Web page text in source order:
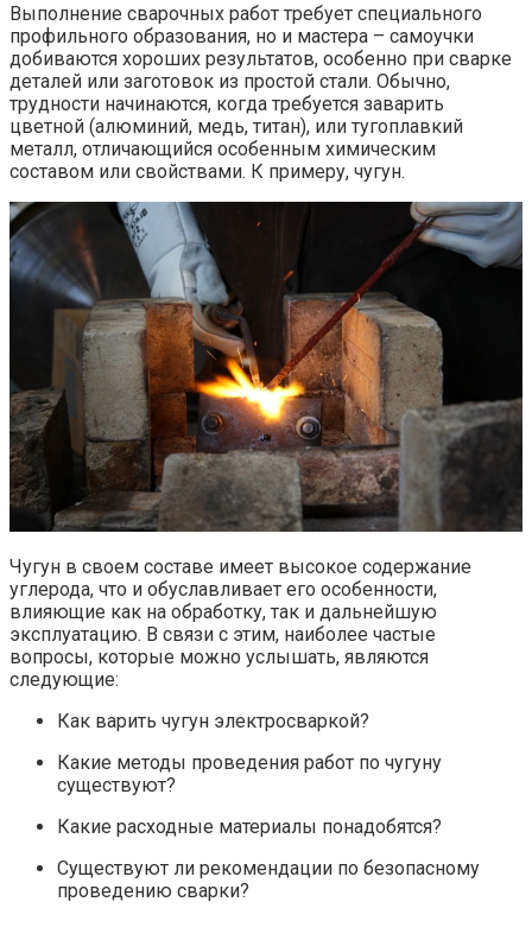
Выполнение сварочных работ требует специального
профильного образования, но и мастера – самоучки
добиваются хороших результатов, особенно при сварке
деталей или заготовок из простой стали. Обычно,
трудности начинаются, когда требуется заварить
цветной (алюминий, медь, титан), или тугоплавкий
металл, отличающийся особенным химическим
составом или свойствами. К примеру, чугун.
Чугун в своем составе имеет высокое содержание
углерода, что и обуславливает его особенности,
влияющие как на обработку, так и дальнейшую
эксплуатацию. В связи с этим, наиболее частые
вопросы, которые можно услышать, являются
следующие:
Как варить чугун электросваркой?
Какие методы проведения работ по чугуну
существуют?
Какие расходные материалы понадобятся?
Существуют ли рекомендации по безопасному
проведению сварки?